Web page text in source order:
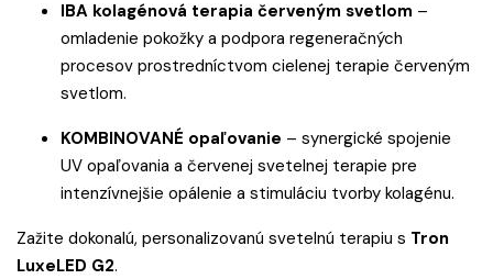
IBA kolagénová terapia červeným svetlom –
omladenie pokožky a podpora regeneračných
procesov prostredníctvom cielenej terapie červeným
svetlom.
KOMBINOVANÉ opaľovanie – synergické spojenie
UV opaľovania a červenej svetelnej terapie pre
intenzívnejšie opálenie a stimuláciu tvorby kolagénu.
Zažite dokonalú, personalizovanú svetelnú terapiu s Tron
LuxeLED G2.